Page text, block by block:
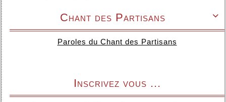

Chant des Partisans
Paroles du Chant des Partisans
Inscrivez vous ...